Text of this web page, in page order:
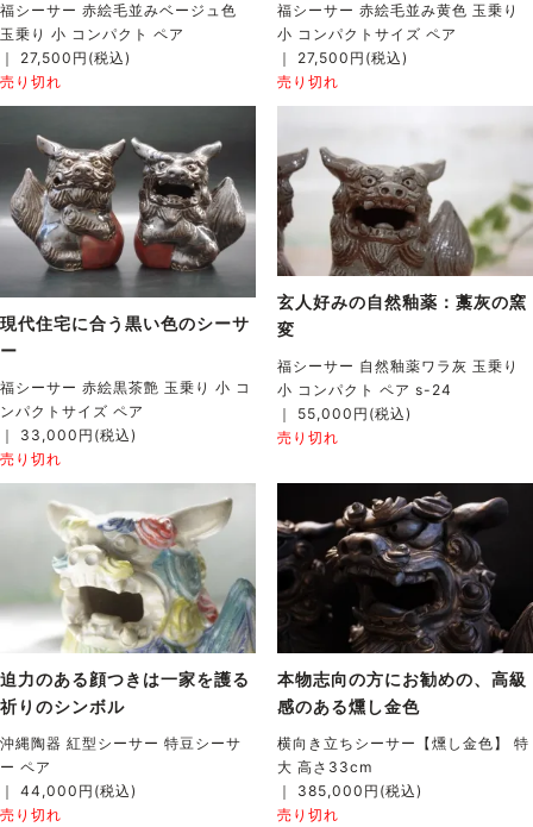
福シーサー 赤絵毛並みベージュ色
玉乗り 小 コンパクト ペア
｜ 27,500円(税込)
売り切れ
福シーサー 赤絵毛並み黄色 玉乗り
小 コンパクトサイズ ペア
｜ 27,500円(税込)
売り切れ
現代住宅に合う黒い色のシーサ
ー
福シーサー 赤絵黒茶艶 玉乗り 小 コ
ンパクトサイズ ペア
｜ 33,000円(税込)
売り切れ
玄人好みの自然釉薬：藁灰の窯
変
福シーサー 自然釉薬ワラ灰 玉乗り
小 コンパクト ペア s-24
｜ 55,000円(税込)
売り切れ
迫力のある顔つきは一家を護る
祈りのシンボル
沖縄陶器 紅型シーサー 特豆シーサ
ー ペア
｜ 44,000円(税込)
売り切れ
本物志向の方にお勧めの、高級
感のある燻し金色
横向き立ちシーサー【燻し金色】 特
大 高さ33cm
｜ 385,000円(税込)
売り切れ